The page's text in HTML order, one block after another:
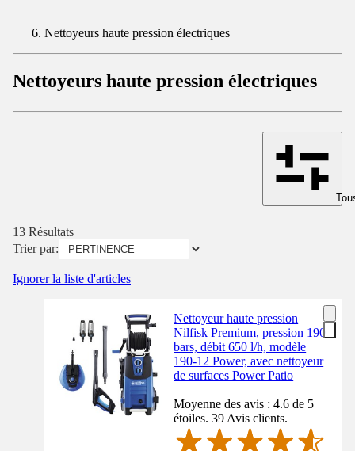
Nettoyeurs haute pression électriques
Nettoyeurs haute pression électriques
13 Résultats
Trier par:
Ignorer la liste d'articles
Nettoyeur haute pression
Nilfisk Premium, pression 190
bars, débit 650 l/h, modèle
190-12 Power, avec nettoyeur
de surfaces Power Patio
Moyenne des avis : 4.6 de 5
étoiles. 39 Avis clients.